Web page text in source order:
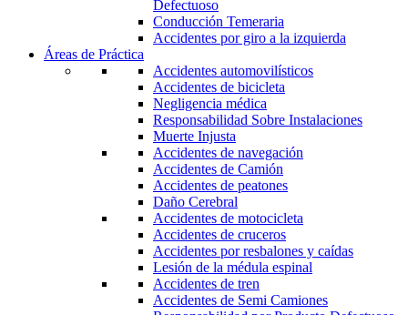
Defectuoso
Conducción Temeraria
Accidentes por giro a la izquierda
Áreas de Práctica
Accidentes automovilísticos
Accidentes de bicicleta
Negligencia médica
Responsabilidad Sobre Instalaciones
Muerte Injusta
Accidentes de navegación
Accidentes de Camión
Accidentes de peatones
Daño Cerebral
Accidentes de motocicleta
Accidentes de cruceros
Accidentes por resbalones y caídas
Lesión de la médula espinal
Accidentes de tren
Accidentes de Semi Camiones